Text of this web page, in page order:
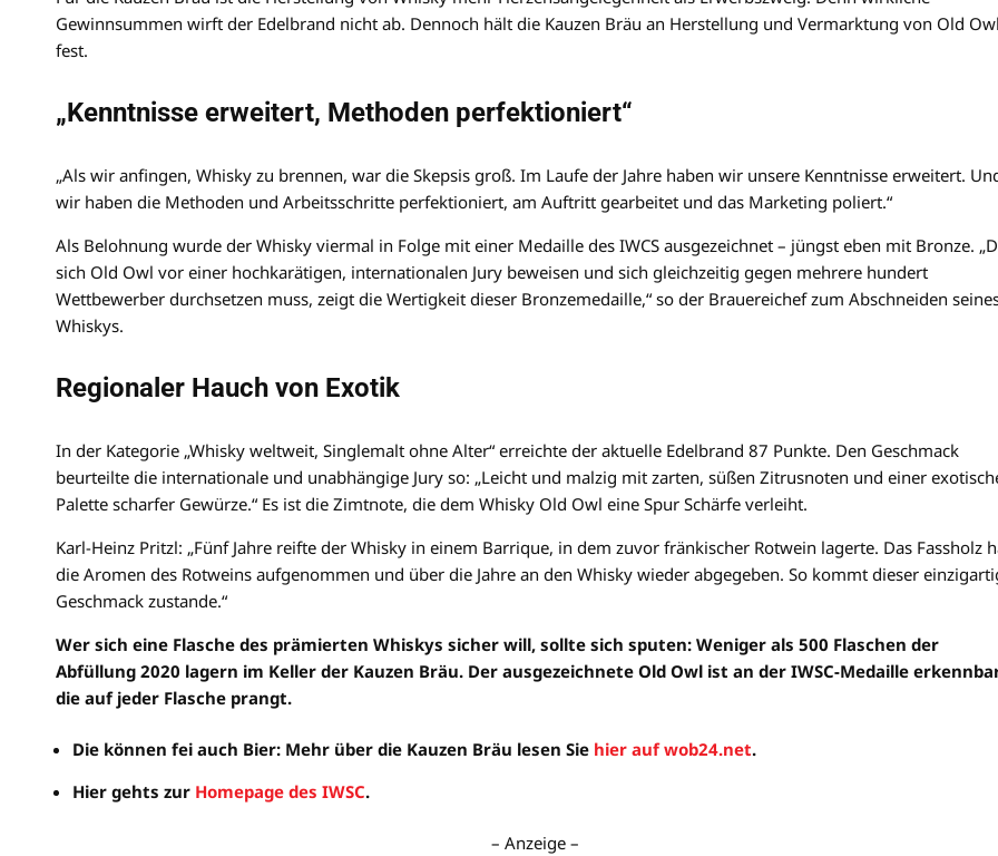
Gewinnsummen wirft der Edelbrand nicht ab. Dennoch hält die Kauzen Bräu an Herstellung und Vermarktung von Old
fest.
„Kenntnisse erweitert, Methoden perfektioniert“
„Als wir anfingen, Whisky zu brennen, war die Skepsis groß. Im Laufe der Jahre haben wir unsere Kenntnisse erweitert.
wir haben die Methoden und Arbeitsschritte perfektioniert, am Auftritt gearbeitet und das Marketing poliert.“
Als Belohnung wurde der Whisky viermal in Folge mit einer Medaille des IWCS ausgezeichnet – jüngst eben mit Bronze.
sich Old Owl vor einer hochkarätigen, internationalen Jury beweisen und sich gleichzeitig gegen mehrere hundert
Wettbewerber durchsetzen muss, zeigt die Wertigkeit dieser Bronzemedaille,“ so der Brauereichef zum Abschneiden
Whiskys.
Regionaler Hauch von Exotik
In der Kategorie „Whisky weltweit, Singlemalt ohne Alter“ erreichte der aktuelle Edelbrand 87 Punkte. Den Geschmack
beurteilte die internationale und unabhängige Jury so: „Leicht und malzig mit zarten, süßen Zitrusnoten und einer
Palette scharfer Gewürze.“ Es ist die Zimtnote, die dem Whisky Old Owl eine Spur Schärfe verleiht.
Karl-Heinz Pritzl: „Fünf Jahre reifte der Whisky in einem Barrique, in dem zuvor fränkischer Rotwein lagerte. Das Fassholz
die Aromen des Rotweins aufgenommen und über die Jahre an den Whisky wieder abgegeben. So kommt dieser
Geschmack zustande.“
Wer sich eine Flasche des prämierten Whiskys sicher will, sollte sich sputen: Weniger als 500 Flaschen der
Abfüllung 2020 lagern im Keller der Kauzen Bräu. Der ausgezeichnete Old Owl ist an der IWSC-Medaille
die auf jeder Flasche prangt.
Die können fei auch Bier: Mehr über die Kauzen Bräu lesen Sie hier auf wob24.net.
Hier gehts zur Homepage des IWSC.
– Anzeige –